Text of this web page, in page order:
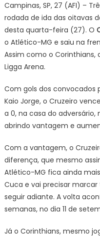
Corinthians
saem
na
frente
nas
final
Campinas, SP, 27 (AFI) –
rodada de ida das oitavas
desta quarta-feira (27). O
o Atlético-MG e saiu na
Assim como o Corinthians,
Ligga Arena.
Com gols dos convocados
Kaio Jorge, o Cruzeiro
a 0, na casa do adversário,
abrindo vantagem e
Com a vantagem, o
diferença, que mesmo
Atlético-MG fica ainda
Cuca e vai precisar
seguir adiante. A volta
semanas, no dia 11 de
Já o Corinthians, mesmo